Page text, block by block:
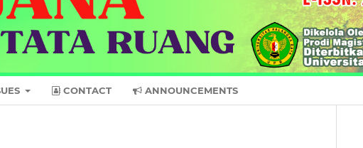
CONTACT ANNOUNCEMENTS